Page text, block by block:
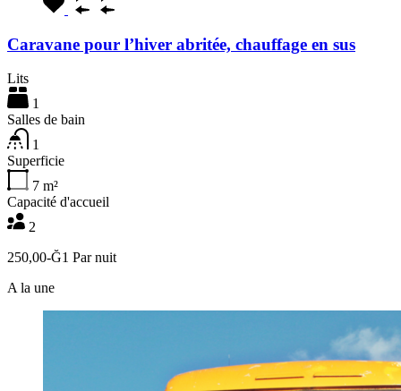
Caravane pour l’hiver abritée, chauffage en sus
Lits
1
Salles de bain
1
Superficie
7 m²
Capacité d'accueil
2
250,00-Ğ1 Par nuit
A la une